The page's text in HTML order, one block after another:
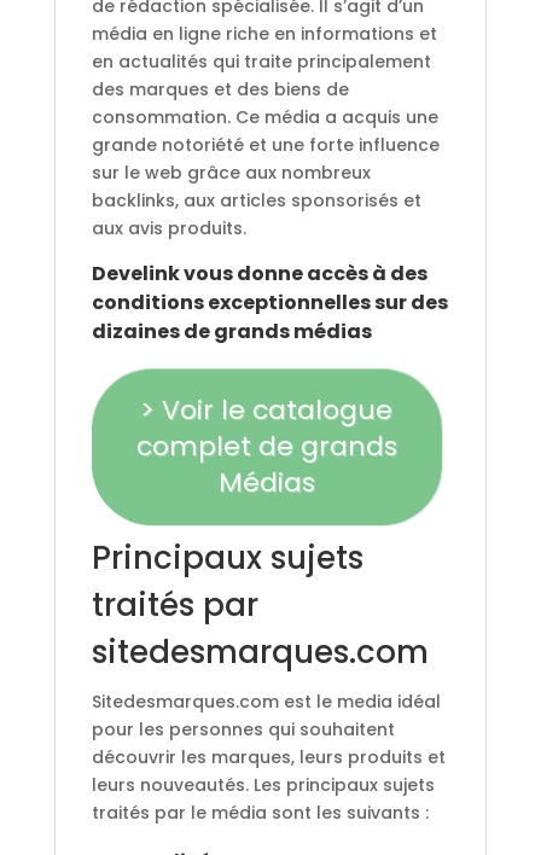
de rédaction spécialisée. Il s’agit d’un
média en ligne riche en informations et
en actualités qui traite principalement
des marques et des biens de
consommation. Ce média a acquis une
grande notoriété et une forte influence
sur le web grâce aux nombreux
backlinks, aux articles sponsorisés et
aux avis produits.
Develink vous donne accès à des
conditions exceptionnelles sur des
dizaines de grands médias
> Voir le catalogue
complet de grands
Médias
Principaux sujets
traités par
sitedesmarques.com
Sitedesmarques.com est le media idéal
pour les personnes qui souhaitent
découvrir les marques, leurs produits et
leurs nouveautés. Les principaux sujets
traités par le média sont les suivants :